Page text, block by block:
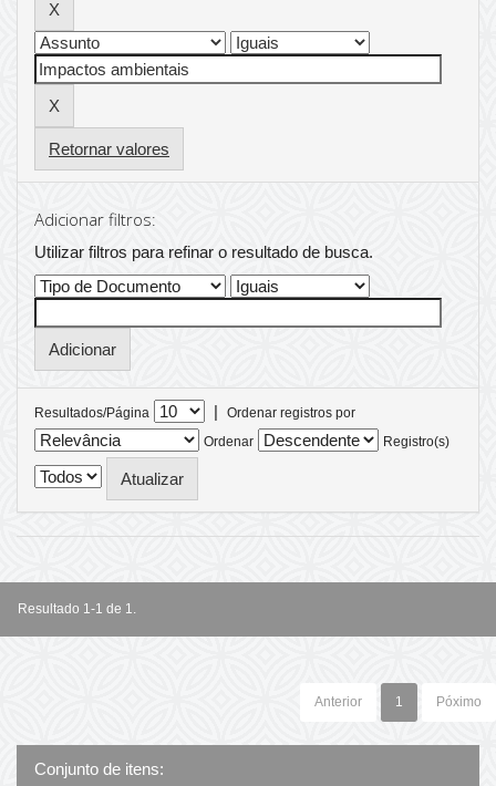
Retornar valores
Adicionar filtros:
Utilizar filtros para refinar o resultado de busca.
Resultados/Página |
Ordenar registros por
Ordenar
Registro(s)
Resultado 1-1 de 1.
Anterior 1 Póximo
Conjunto de itens: